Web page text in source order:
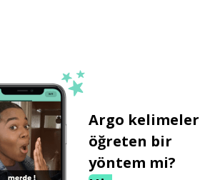
Argo kelimeler
öğreten bir
yöntem mi?